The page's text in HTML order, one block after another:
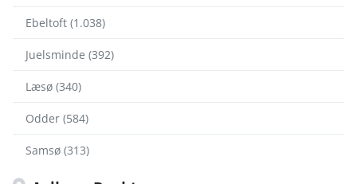
Ebeltoft (1.038)
Juelsminde (392)
Læsø (340)
Odder (584)
Samsø (313)